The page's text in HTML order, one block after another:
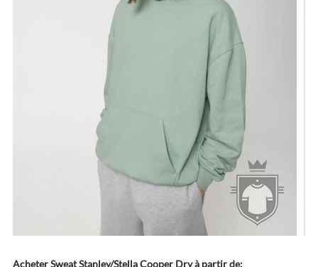
Acheter Sweat Stanley/Stella Cooper Dry à partir de: